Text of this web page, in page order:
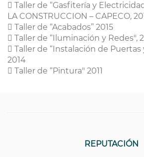
 Taller de “Gasfitería y
LA CONSTRUCCION – CAPECO,
 Taller de “Acabados” 2015
 Taller de “Iluminación y Redes",
 Taller de “Instalación de Puertas
2014
 Taller de “Pintura" 2011
REPUTACIÓN